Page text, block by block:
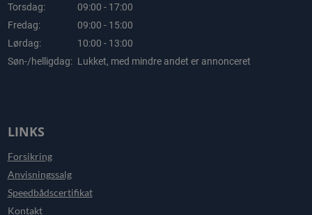
Torsdag:
09:00 - 17:00
Fredag:
09:00 - 15:00
Lørdag:
10:00 - 13:00
Søn-/helligdag: Lukket, med mindre andet er annonceret
LINKS
Forsikring
Anvisningssalg
Speedbådscertifikat
Kontakt